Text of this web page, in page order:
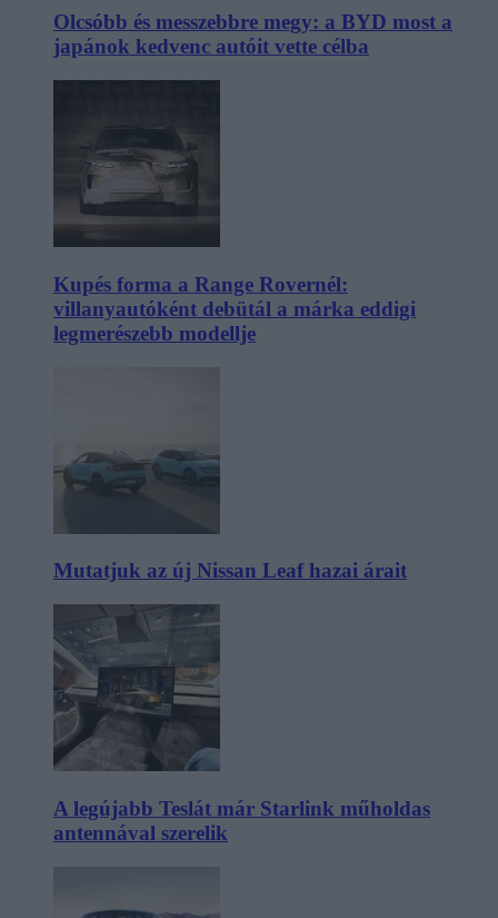
Olcsóbb és messzebbre megy: a BYD most a
japánok kedvenc autóit vette célba
Kupés forma a Range Rovernél:
villanyautóként debütál a márka eddigi
legmerészebb modellje
Mutatjuk az új Nissan Leaf hazai árait
A legújabb Teslát már Starlink műholdas
antennával szerelik